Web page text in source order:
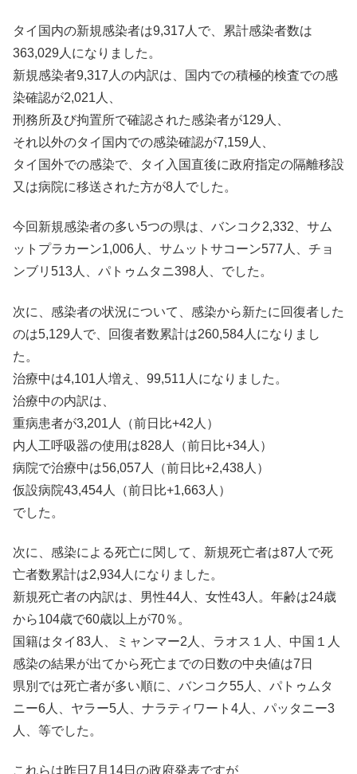
タイ国内の新規感染者は9,317人で、累計感染者数は
363,029人になりました。
新規感染者9,317人の内訳は、国内での積極的検査での感
染確認が2,021人、
刑務所及び拘置所で確認された感染者が129人、
それ以外のタイ国内での感染確認が7,159人、
タイ国外での感染で、タイ入国直後に政府指定の隔離移設
又は病院に移送された方が8人でした。
今回新規感染者の多い5つの県は、バンコク2,332、サム
ットプラカーン1,006人、サムットサコーン577人、チョ
ンブリ513人、パトゥムタニ398人、でした。
次に、感染者の状況について、感染から新たに回復者した
のは5,129人で、回復者数累計は260,584人になりまし
た。
治療中は4,101人増え、99,511人になりました。
治療中の内訳は、
重病患者が3,201人（前日比+42人）
内人工呼吸器の使用は828人（前日比+34人）
病院で治療中は56,057人（前日比+2,438人）
仮設病院43,454人（前日比+1,663人）
でした。
次に、感染による死亡に関して、新規死亡者は87人で死
亡者数累計は2,934人になりました。
新規死亡者の内訳は、男性44人、女性43人。年齢は24歳
から104歳で60歳以上が70％。
国籍はタイ83人、ミャンマー2人、ラオス１人、中国１人
感染の結果が出てから死亡までの日数の中央値は7日
県別では死亡者が多い順に、バンコク55人、パトゥムタ
ニー6人、ヤラー5人、ナラティワート4人、パッタニー3
人、等でした。
これらは昨日7月14日の政府発表ですが